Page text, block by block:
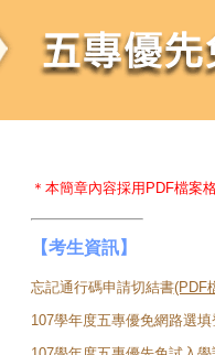
＊本簡章內容採用PDF檔案
【考生資訊】
忘記通行碼申請切結書(PDF
107學年度五專優免網路選